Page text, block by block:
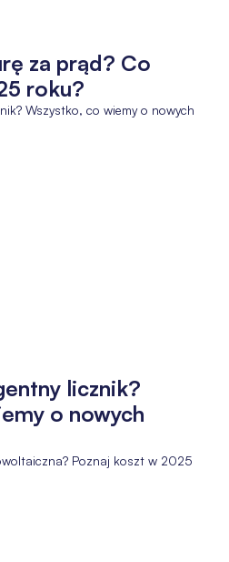
za prąd? Co
roku?
licznik?
o nowych